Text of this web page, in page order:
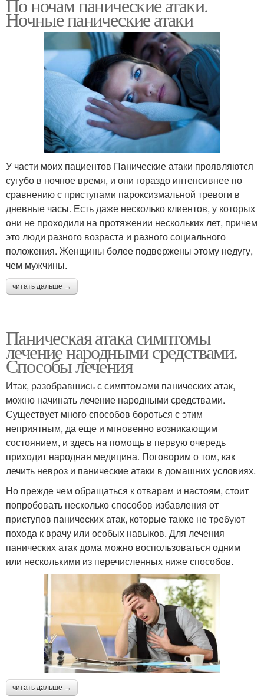
Ночные панические атаки
У части моих пациентов Панические атаки проявляются
сугубо в ночное время, и они гораздо интенсивнее по
сравнению с приступами пароксизмальной тревоги в
дневные часы. Есть даже несколько клиентов, у которых
они не проходили на протяжении нескольких лет, причем
это люди разного возраста и разного социального
положения. Женщины более подвержены этому недугу,
чем мужчины.
читать дальше →
Паническая атака симптомы
лечение народными средствами.
Способы лечения
Итак, разобравшись с симптомами панических атак,
можно начинать лечение народными средствами.
Существует много способов бороться с этим
неприятным, да еще и мгновенно возникающим
состоянием, и здесь на помощь в первую очередь
приходит народная медицина. Поговорим о том, как
лечить невроз и панические атаки в домашних условиях.
Но прежде чем обращаться к отварам и настоям, стоит
попробовать несколько способов избавления от
приступов панических атак, которые также не требуют
похода к врачу или особых навыков. Для лечения
панических атак дома можно воспользоваться одним
или несколькими из перечисленных ниже способов.
читать дальше →